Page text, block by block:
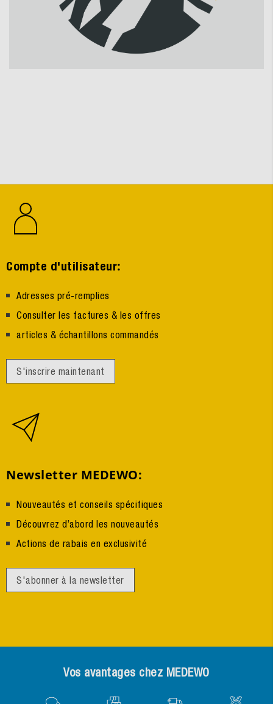
Compte d'utilisateur:
Adresses pré-remplies
Consulter les factures & les offres
articles & échantillons commandés
S'inscrire maintenant
Newsletter MEDEWO:
Nouveautés et conseils spécifiques
Découvrez d’abord les nouveautés
Actions de rabais en exclusivité
S'abonner à la newsletter
Vos avantages chez MEDEWO